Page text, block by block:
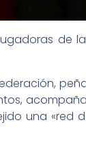
de
una «red